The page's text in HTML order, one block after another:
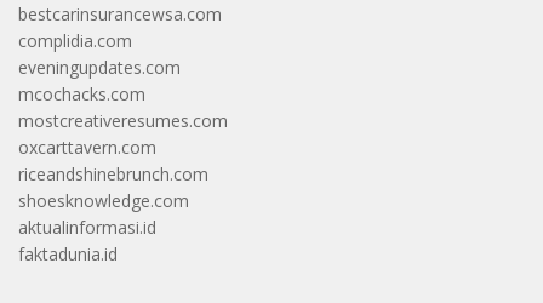
bestcarinsurancewsa.com
complidia.com
eveningupdates.com
mcochacks.com
mostcreativeresumes.com
oxcarttavern.com
riceandshinebrunch.com
shoesknowledge.com
aktualinformasi.id
faktadunia.id